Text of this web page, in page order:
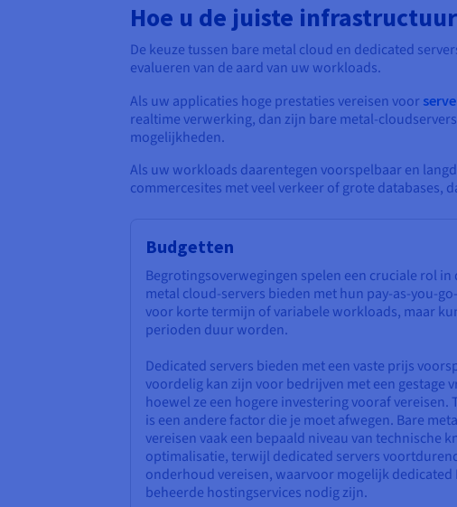
Hoe u de juiste
De keuze tussen bare metal cloud en dedicated
evalueren van de aard van uw workloads.
Als uw applicaties hoge prestaties vereisen voor
realtime verwerking, dan zijn bare metal-
mogelijkheden.
Als uw workloads daarentegen voorspelbaar en
commercesites met veel verkeer of grote databases,
Budgetten
Begrotingsoverwegingen spelen een cruciale rol in
metal cloud-servers bieden met hun pay-as-you-
voor korte termijn of variabele workloads, maar
perioden duur worden.
Dedicated servers bieden met een vaste prijs
voordelig kan zijn voor bedrijven met een gestage
hoewel ze een hogere investering vooraf vereisen.
is een andere factor die je moet afwegen. Bare
vereisen vaak een bepaald niveau van technische
optimalisatie, terwijl dedicated servers
onderhoud vereisen, waarvoor mogelijk dedicated
beheerde hostingservices nodig zijn.